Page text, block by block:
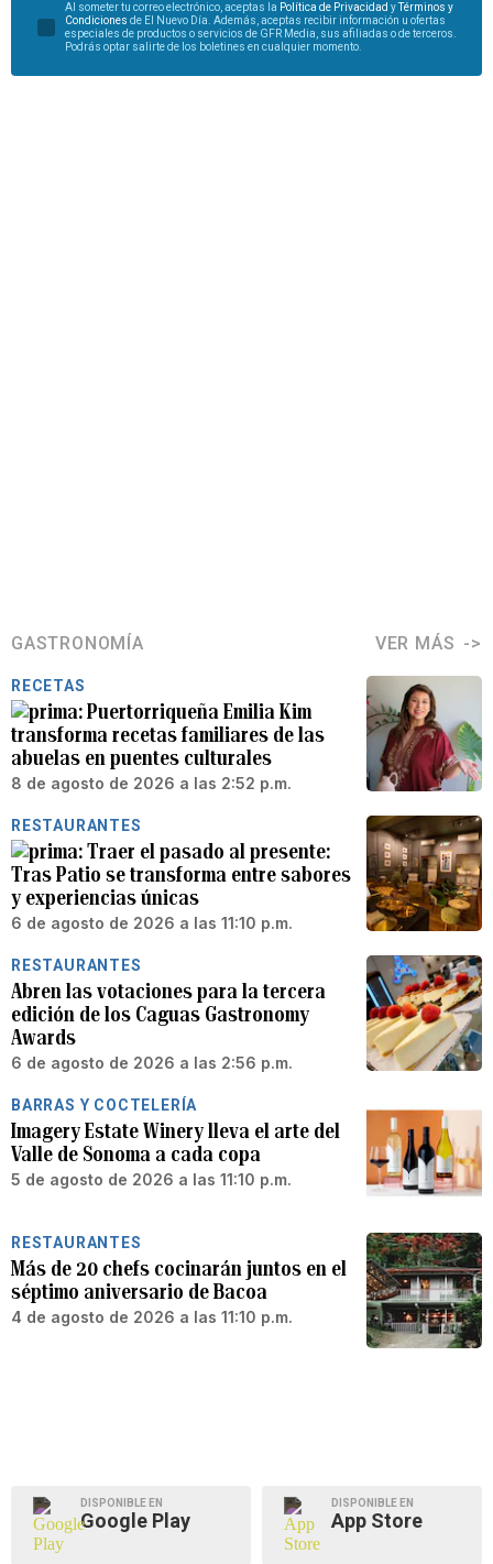
Al someter tu correo electrónico, aceptas la Política de Privacidad yTérminos y
Condiciones de El Nuevo Día. Además, aceptas recibir información u ofertas
especiales de productos o servicios de GFR Media, sus afiliadas o de terceros.
Podrás optar salirte de los boletines en cualquier momento.
GASTRONOMÍA VER MÁS
RECETAS
Puertorriqueña Emilia Kim
transforma recetas familiares de las
abuelas en puentes culturales
8 de agosto de 2026 a las 2:52 p.m.
RESTAURANTES
Traer el pasado al presente:
Tras Patio se transforma entre sabores
y experiencias únicas
6 de agosto de 2026 a las 11:10 p.m.
RESTAURANTES
Abren las votaciones para la tercera
edición de los Caguas Gastronomy
Awards
6 de agosto de 2026 a las 2:56 p.m.
BARRAS Y COCTELERÍA
Imagery Estate Winery lleva el arte del
Valle de Sonoma a cada copa
5 de agosto de 2026 a las 11:10 p.m.
RESTAURANTES
Más de 20 chefs cocinarán juntos en el
séptimo aniversario de Bacoa
4 de agosto de 2026 a las 11:10 p.m.
DISPONIBLE EN
Google Play
DISPONIBLE EN
App Store